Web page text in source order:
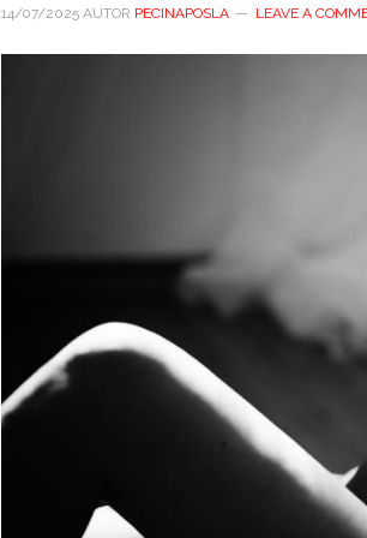
14/07/2025 AUTOR PECINAPOSLA LEAVE A